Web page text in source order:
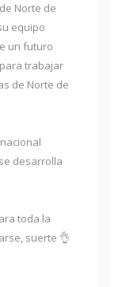
Norte de
equipo
un futuro
trabajar
de Norte de
desarrolla
toda la
suerte 👌